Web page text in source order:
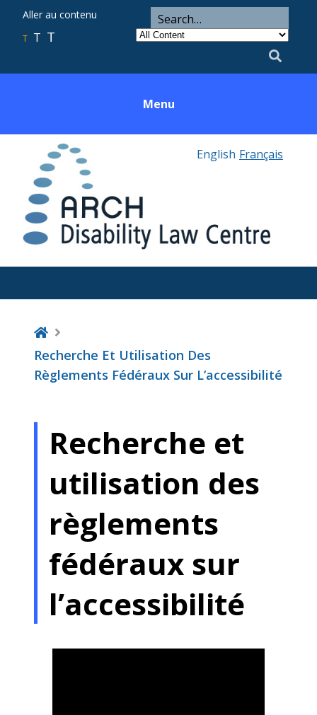
Aller au contenu
T T T
ARCH
Search
Utility
Search
for
Category
Menu
English Français
Recherche Et Utilisation Des
Règlements Fédéraux Sur L’accessibilité
Recherche et
utilisation des
règlements
fédéraux sur
l’accessibilité